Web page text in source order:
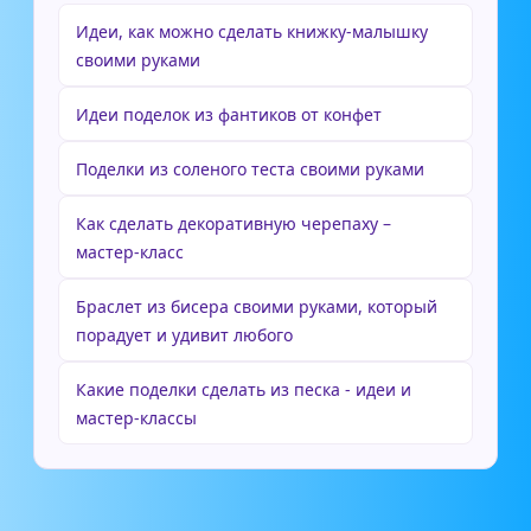
Идеи, как можно сделать книжку-малышку
своими руками
Идеи поделок из фантиков от конфет
Поделки из соленого теста своими руками
Как сделать декоративную черепаху –
мастер-класс
Браслет из бисера своими руками, который
порадует и удивит любого
Какие поделки сделать из песка - идеи и
мастер-классы